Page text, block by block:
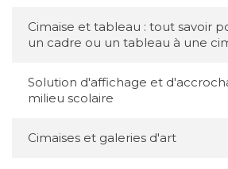
Cimaise et tableau : tout savoir
un cadre ou un tableau à une
Solution d'affichage et
milieu scolaire
Cimaises et galeries d'art